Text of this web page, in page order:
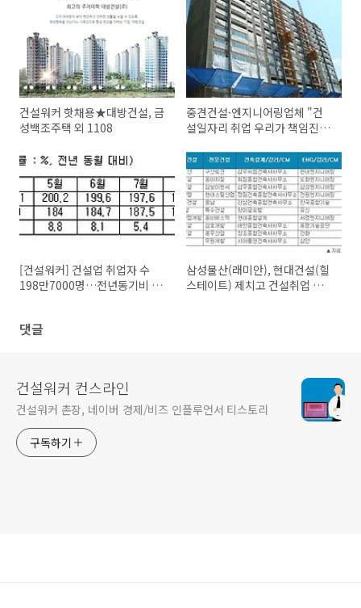
건설워커 핫채용★대방건설, 금
성백조주택 외 1108
중견건설·엔지니어링업체 "건
설일자리 취업 우리가 책임진
[건설워커] 건설업 취업자 수
198만7000명…전년동기비 10
삼성물산(래미안), 현대건설(힐
스테이트) 제치고 건설취업 인기
댓글
건설워커 컨스라인
건설워커 촌장, 네이버 경제/비즈 인플루언서 티스토리
구독하기